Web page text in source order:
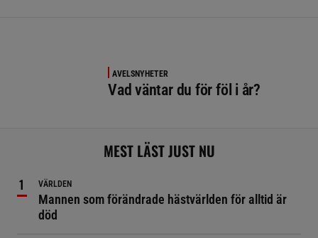
AVELSNYHETER
Vad väntar du för föl i år?
MEST LÄST JUST NU
VÄRLDEN
Mannen som förändrade hästvärlden för alltid är
död